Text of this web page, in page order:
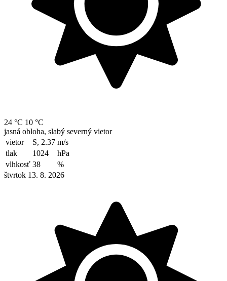
24 °C 10 °C
jasná obloha, slabý severný vietor
vietor
S, 2.37 m/s
tlak
1024
hPa
vlhkosť 38
%
štvrtok 13. 8. 2026